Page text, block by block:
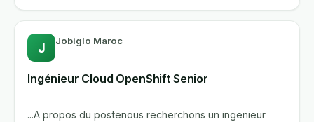
J Jobiglo Maroc
Ingénieur Cloud OpenShift Senior
...A propos du postenous recherchons un ingenieur